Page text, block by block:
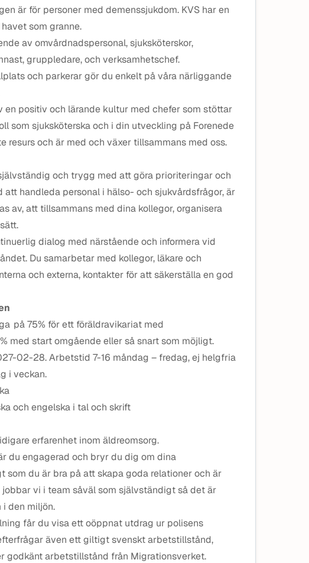
är för personer med demenssjukdom. KVS har en
som granne.
av omvårdnadspersonal, sjuksköterskor,
gruppledare, och verksamhetschef.
och parkerar gör du enkelt på våra närliggande
en positiv och lärande kultur med chefer som stöttar
som sjuksköterska och i din utveckling på Forenede
resurs och är med och växer tillsammans med oss.
och trygg med att göra prioriteringar och
att handleda personal i hälso- och sjukvårdsfrågor, är
av, att tillsammans med dina kollegor, organisera
dialog med närstående och informera vid
Du samarbetar med kollegor, läkare och
och externa, kontakter för att säkerställa en god
på 75% för ett föräldravikariat med
med start omgående eller så snart som möjligt.
02-28. Arbetstid 7-16 måndag – fredag, ej helgfria
i veckan.
och engelska i tal och skrift
erfarenhet inom äldreomsorg.
du engagerad och bryr du dig om dina
som du är bra på att skapa goda relationer och är
vi i team såväl som självständigt så det är
den miljön.
får du visa ett oöppnat utdrag ur polisens
även ett giltigt svenskt arbetstillstånd,
godkänt arbetstillstånd från Migrationsverket.